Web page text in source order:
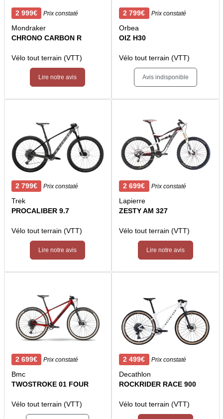
2 999€ Prix constaté
Mondraker
CHRONO CARBON R
Vélo tout terrain (VTT)
Lire notre avis
2 799€ Prix constaté
Orbea
OIZ H30
Vélo tout terrain (VTT)
Avis indisponible
2 799€ Prix constaté
Trek
PROCALIBER 9.7
Vélo tout terrain (VTT)
Lire notre avis
2 699€ Prix constaté
Lapierre
ZESTY AM 327
Vélo tout terrain (VTT)
Lire notre avis
2 699€ Prix constaté
Bmc
TWOSTROKE 01 FOUR
Vélo tout terrain (VTT)
2 499€ Prix constaté
Decathlon
ROCKRIDER RACE 900
Vélo tout terrain (VTT)